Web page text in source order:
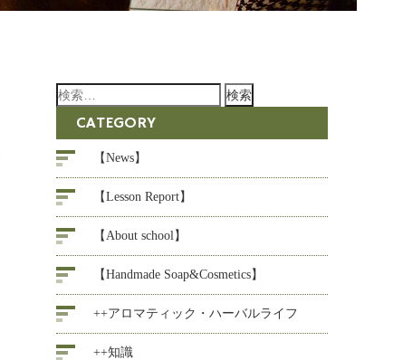
検
CATEGORY
【News】
【Lesson Report】
【About school】
【Handmade Soap&Cosmetics】
++アロマティック・ハーバルライフ
++知識